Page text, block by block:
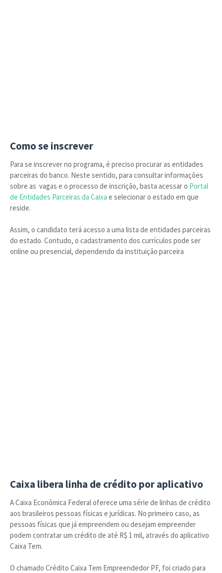
Como se inscrever
Para se inscrever no programa, é preciso procurar as entidades
parceiras do banco. Neste sentido, para consultar informações
sobre as vagas e o processo de inscrição, basta acessar o Portal
de Entidades Parceiras da Caixa e selecionar o estado em que
reside.
Assim, o candidato terá acesso a uma lista de entidades parceiras
do estado. Contudo, o cadastramento dos currículos pode ser
online ou presencial, dependendo da instituição parceira
Caixa libera linha de crédito por aplicativo
A Caixa Econômica Federal oferece uma série de linhas de crédito
aos brasileiros pessoas físicas e jurídicas. No primeiro caso, as
pessoas físicas que já empreendem ou desejam empreender
podem contratar um crédito de até R$ 1 mil, através do aplicativo
Caixa Tem.
O chamado Crédito Caixa Tem Empreendedor PF, foi criado para